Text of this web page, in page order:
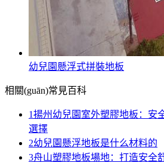
幼兒園懸浮式拼裝地板
相關(guān)常見百科
1揚州幼兒園室外塑膠地板：安
選擇
2幼兒園懸浮地板是什么材料的
3舟山塑膠地板場地：打造安全